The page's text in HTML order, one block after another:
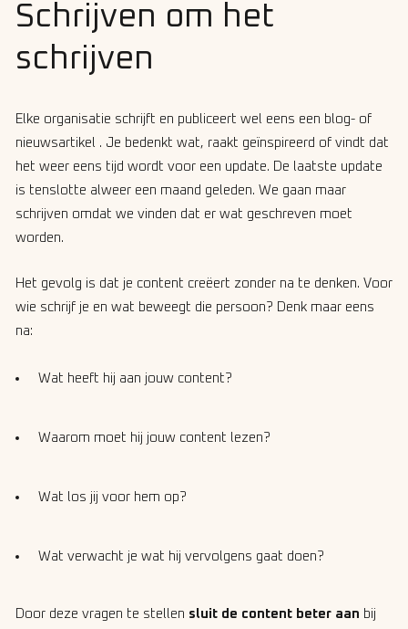
Schrijven om het
schrijven
Elke organisatie schrijft en publiceert wel eens een blog- of
nieuwsartikel . Je bedenkt wat, raakt geïnspireerd of vindt dat
het weer eens tijd wordt voor een update. De laatste update
is tenslotte alweer een maand geleden. We gaan maar
schrijven omdat we vinden dat er wat geschreven moet
worden.
Het gevolg is dat je content creëert zonder na te denken. Voor
wie schrijf je en wat beweegt die persoon? Denk maar eens
na:
Wat heeft hij aan jouw content?
Waarom moet hij jouw content lezen?
Wat los jij voor hem op?
Wat verwacht je wat hij vervolgens gaat doen?
Door deze vragen te stellen sluit de content beter aan bij